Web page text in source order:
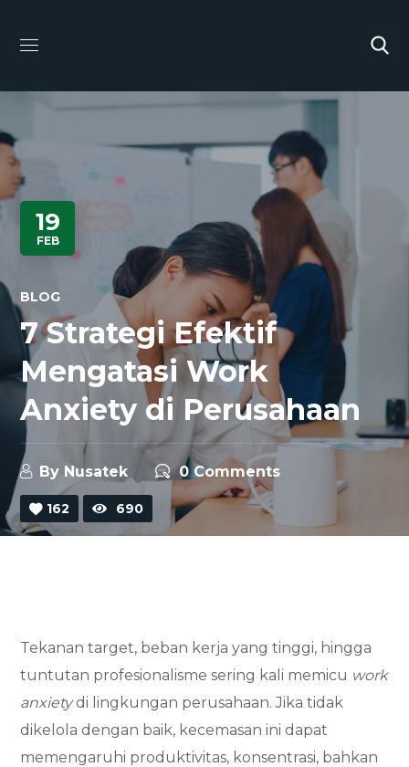
19
FEB
BLOG
7 Strategi Efektif
Mengatasi Work
Anxiety di Perusahaan
By Nusatek 0 Comments
162 690
Tekanan target, beban kerja yang tinggi, hingga
tuntutan profesionalisme sering kali memicu work
anxietydi lingkungan perusahaan. Jika tidak
dikelola dengan baik, kecemasan ini dapat
memengaruhi produktivitas, konsentrasi, bahkan